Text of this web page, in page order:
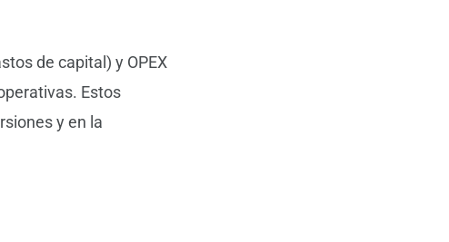
de capital) y OPEX
Estos
y en la